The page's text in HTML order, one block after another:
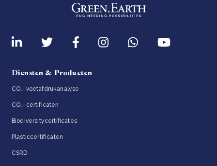
Diensten & Producten
CO₂-voetafdrukanalyse
CO₂-certificaten
Biodiversitycertificates
Plasticcertificaten
CSRD